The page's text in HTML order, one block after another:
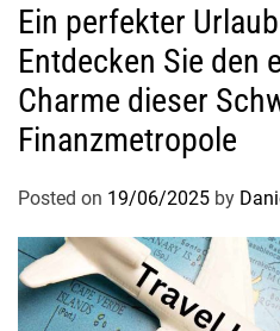
Ein perfekter
Entdecken Sie den
Charme dieser
Finanzmetropole
Posted on 19/06/2025 by